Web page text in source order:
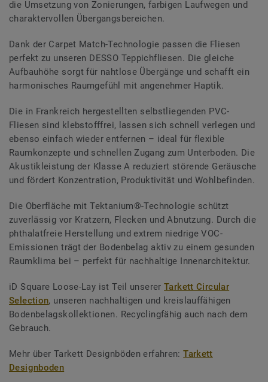
die Umsetzung von Zonierungen, farbigen Laufwegen und
charaktervollen Übergangsbereichen.
Dank der Carpet Match-Technologie passen die Fliesen
perfekt zu unseren DESSO Teppichfliesen. Die gleiche
Aufbauhöhe sorgt für nahtlose Übergänge und schafft ein
harmonisches Raumgefühl mit angenehmer Haptik.
Die in Frankreich hergestellten selbstliegenden PVC-
Fliesen sind klebstofffrei, lassen sich schnell verlegen und
ebenso einfach wieder entfernen – ideal für flexible
Raumkonzepte und schnellen Zugang zum Unterboden. Die
Akustikleistung der Klasse A reduziert störende Geräusche
und fördert Konzentration, Produktivität und Wohlbefinden.
Die Oberfläche mit Tektanium®-Technologie schützt
zuverlässig vor Kratzern, Flecken und Abnutzung. Durch die
phthalatfreie Herstellung und extrem niedrige VOC-
Emissionen trägt der Bodenbelag aktiv zu einem gesunden
Raumklima bei – perfekt für nachhaltige Innenarchitektur.
iD Square Loose-Lay ist Teil unsererTarkett Circular
Selection, unseren nachhaltigen und kreislauffähigen
Bodenbelagskollektionen. Recyclingfähig auch nach dem
Gebrauch.
Mehr über Tarkett Designböden erfahren:Tarkett
Designboden